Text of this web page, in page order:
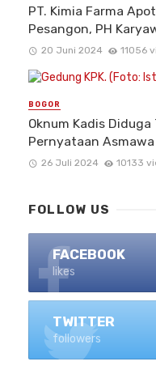
PT. Kimia Farma
Pesangon, PH
20 Juni 2024 11056
BOGOR
Oknum Kadis
Pernyataan
26 Juli 2024 10133
FOLLOW US
FACEBOOK
likes
TWITTER
followers